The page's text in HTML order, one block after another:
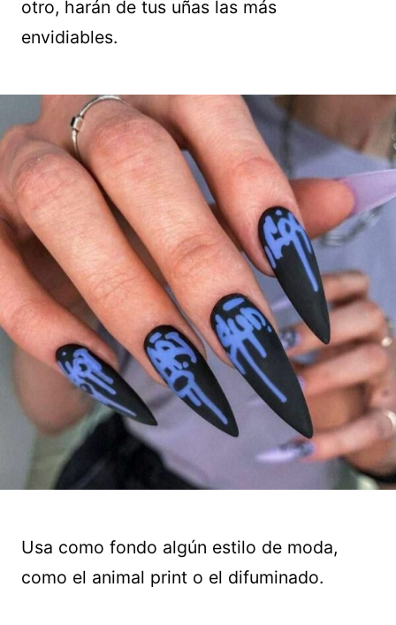
otro, harán de tus uñas las más
envidiables.
Usa como fondo algún estilo de moda,
como el animal print o el difuminado.